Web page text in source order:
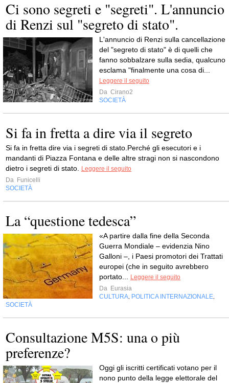
Ci sono segreti e "segreti". L'annuncio
di Renzi sul "segreto di stato".
L'annuncio di Renzi sulla cancellazione
del "segreto di stato" è di quelli che
fanno sobbalzare sulla sedia, qualcuno
esclama "finalmente una cosa di...
Leggere il seguito
Da Cirano2
SOCIETÀ
Si fa in fretta a dire via il segreto
Si fa in fretta dire via i segreti di stato.Perché gli esecutori e i
mandanti di Piazza Fontana e delle altre stragi non si nascondono
dietro i segreti di stato.
Leggere il seguito
Da Funicelli
SOCIETÀ
La “questione tedesca”
«A partire dalla fine della Seconda
Guerra Mondiale – evidenzia Nino
Galloni –, i Paesi promotori dei Trattati
europei (che in seguito avrebbero
portato...
Leggere il seguito
Da Eurasia
CULTURA POLITICA INTERNAZIONALE
SOCIETÀ
Consultazione M5S: una o più
preferenze?
Oggi gli iscritti certificati votano per il
nono punto della legge elettorale del